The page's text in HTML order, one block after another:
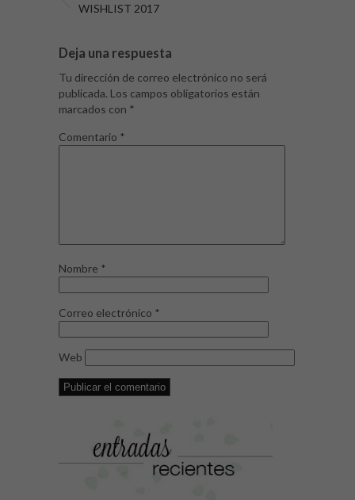
WISHLIST 2017
Deja una respuesta
Tu dirección de correo electrónico no será
publicada. Los campos obligatorios están
marcados con *
Comentario *
Nombre *
Correo electrónico *
Web